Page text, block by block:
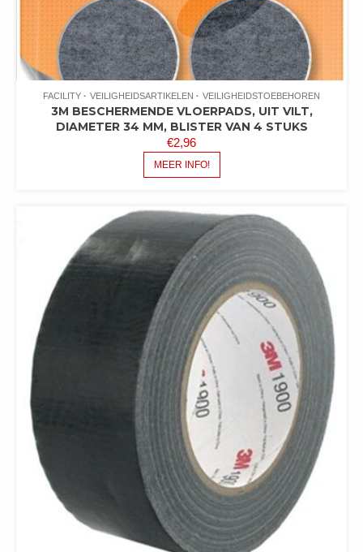
FACILITY VEILIGHEIDSARTIKELEN VEILIGHEIDSTOEBEHOREN
3M BESCHERMENDE VLOERPADS, UIT VILT,
DIAMETER 34 MM, BLISTER VAN 4 STUKS
€2,96
MEER INFO!